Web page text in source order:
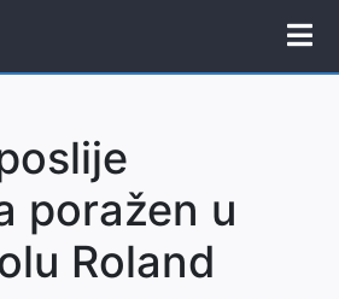
poražen u
Roland